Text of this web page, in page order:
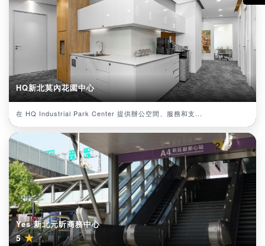
HQ新北莫內花園中心
在 HQ Industrial Park Center 提供辦公空間、服務和支...
Yes 新北元昕商務中心
5★